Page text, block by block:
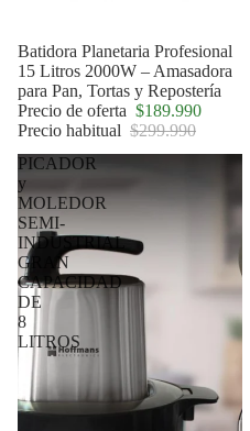
Agotado
Batidora Planetaria Profesional
15 Litros 2000W – Amasadora
para Pan, Tortas y Repostería
Precio de oferta $189.990
Precio habitual $299.990
PICADOR
y
MOLEDOR
SEMI-
INDUSTRIAL
GRAN
CAPACIDAD
DE
8
LITROS